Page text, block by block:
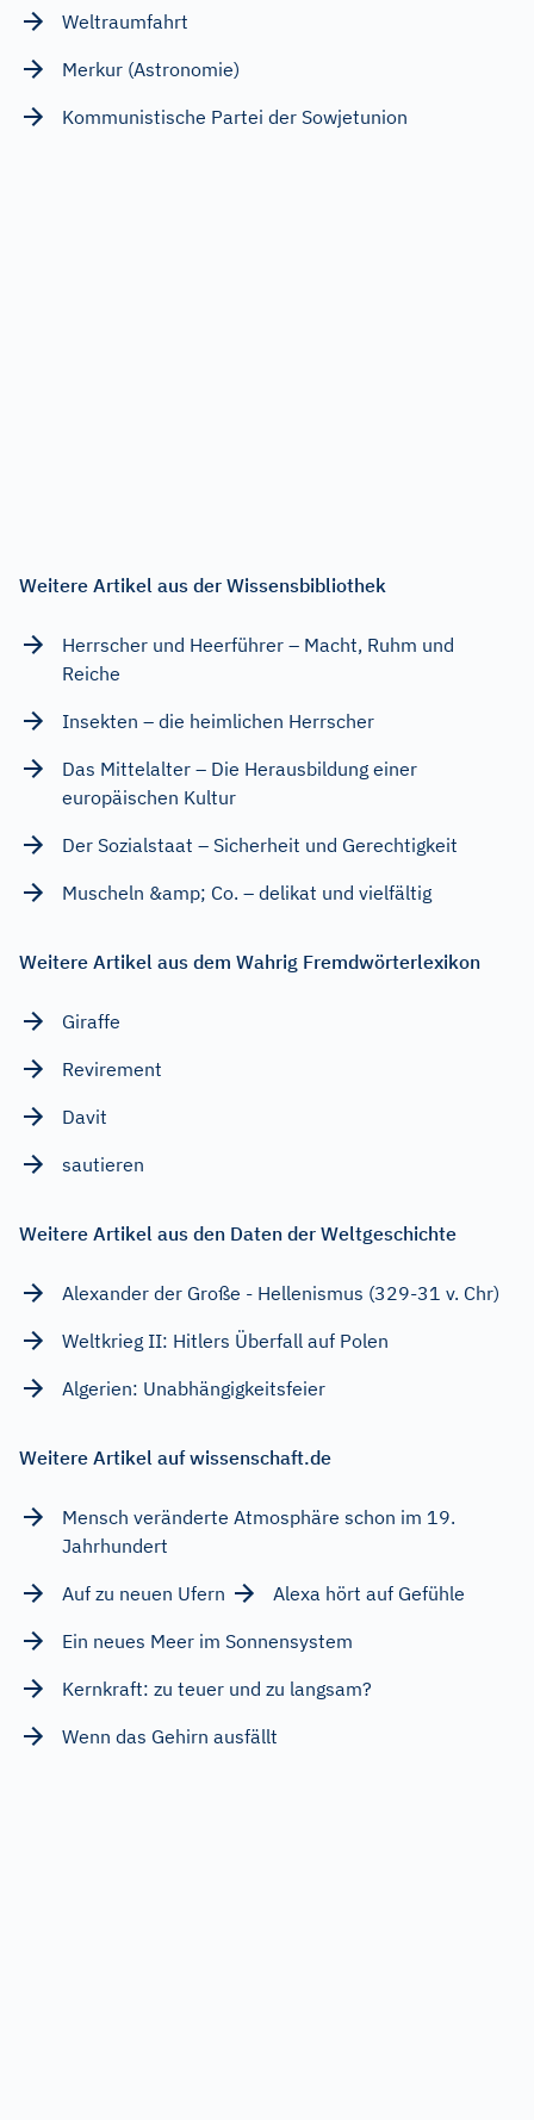
Weltraumfahrt
Merkur (Astronomie)
Kommunistische Partei der Sowjetunion
Weitere Artikel aus der Wissensbibliothek
Herrscher und Heerführer – Macht, Ruhm und
Reiche
Insekten – die heimlichen Herrscher
Das Mittelalter – Die Herausbildung einer
europäischen Kultur
Der Sozialstaat – Sicherheit und Gerechtigkeit
Muscheln &amp; Co. – delikat und vielfältig
Weitere Artikel aus dem Wahrig Fremdwörterlexikon
Giraffe
Revirement
Davit
sautieren
Weitere Artikel aus den Daten der Weltgeschichte
Alexander der Große - Hellenismus (329-31 v. Chr)
Weltkrieg II: Hitlers Überfall auf Polen
Algerien: Unabhängigkeitsfeier
Weitere Artikel auf wissenschaft.de
Mensch veränderte Atmosphäre schon im 19.
Jahrhundert
Auf zu neuen Ufern
Alexa hört auf Gefühle
Ein neues Meer im Sonnensystem
Kernkraft: zu teuer und zu langsam?
Wenn das Gehirn ausfällt